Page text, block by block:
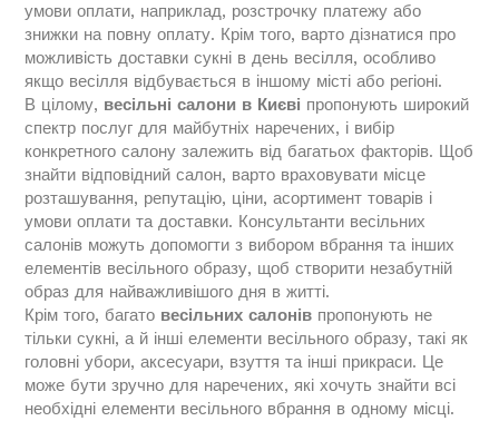
умови оплати, наприклад, розстрочку платежу або
знижки на повну оплату. Крім того, варто дізнатися про
можливість доставки сукні в день весілля, особливо
якщо весілля відбувається в іншому місті або регіоні.
В цілому, весільні салони в Києві пропонують широкий
спектр послуг для майбутніх наречених, і вибір
конкретного салону залежить від багатьох факторів. Щоб
знайти відповідний салон, варто враховувати місце
розташування, репутацію, ціни, асортимент товарів і
умови оплати та доставки. Консультанти весільних
салонів можуть допомогти з вибором вбрання та інших
елементів весільного образу, щоб створити незабутній
образ для найважливішого дня в житті.
Крім того, багато весільних салонів пропонують не
тільки сукні, а й інші елементи весільного образу, такі як
головні убори, аксесуари, взуття та інші прикраси. Це
може бути зручно для наречених, які хочуть знайти всі
необхідні елементи весільного вбрання в одному місці.